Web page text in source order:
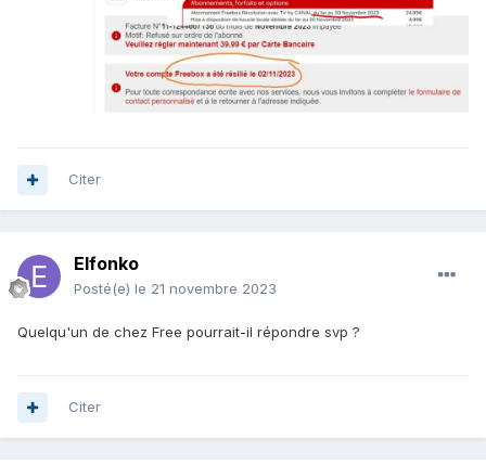
Citer
Elfonko
Posté(e) le 21 novembre 2023
Quelqu'un de chez Free pourrait-il répondre svp ?
Citer